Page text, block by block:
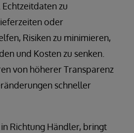
zu
oder
Risiken zu minimieren,
und Kosten zu senken.
von höherer Transparenz
schneller
Richtung Händler, bringt